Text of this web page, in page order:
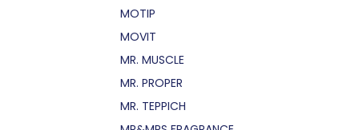
MOTIP
MOVIT
MR. MUSCLE
MR. PROPER
MR. TEPPICH